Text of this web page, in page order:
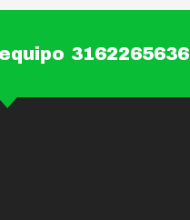
3162265636